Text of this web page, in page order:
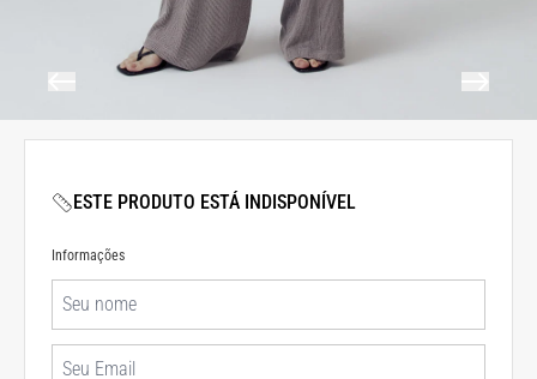
ESTE PRODUTO ESTÁ INDISPONÍVEL
Informações